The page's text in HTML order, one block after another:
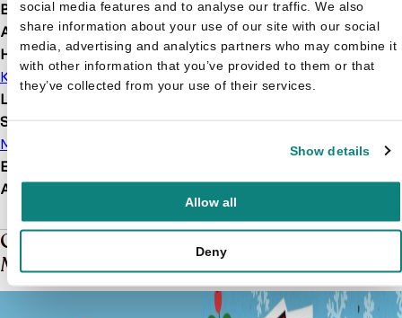
social media features and to analyse our traffic. We also
share information about your use of our site with our social
media, advertising and analytics partners who may combine it
with other information that you’ve provided to them or that
they’ve collected from your use of their services.
Show details
Allow all
Deny
BindwijzePaperback
Aantal pagina's112
Hoofdauteur
Kidsweek
Leeftijd
Soort boek
Moppenboek
EAN
Afmetingen
Gerelateerde boeken in de soort:
Moppenboek